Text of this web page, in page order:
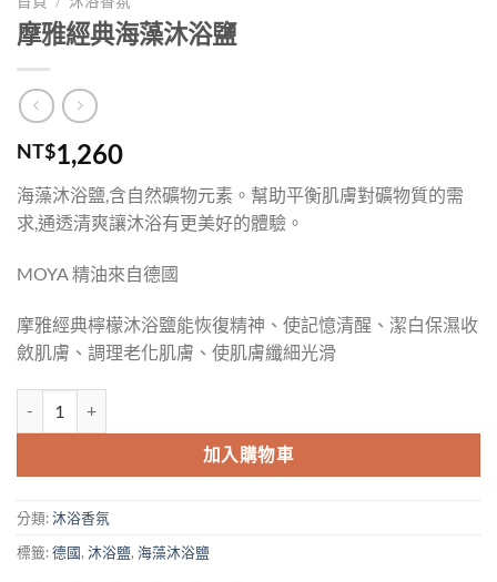
摩雅經典海藻沐浴鹽
NT$1,260
海藻沐浴鹽,含自然礦物元素。幫助平衡肌膚對礦物質的需
求,通透清爽讓沐浴有更美好的體驗。
MOYA 精油來自德國
摩雅經典檸檬沐浴鹽能恢復精神、使記憶清醒、潔白保濕收
斂肌膚、調理老化肌膚、使肌膚纖細光滑
加入購物車
分類:沐浴香氛
標籤:德國, 沐浴鹽, 海藻沐浴鹽